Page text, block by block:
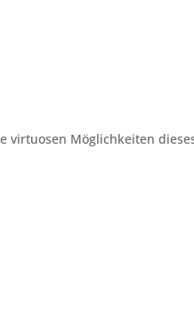
virtuosen Möglichkeiten